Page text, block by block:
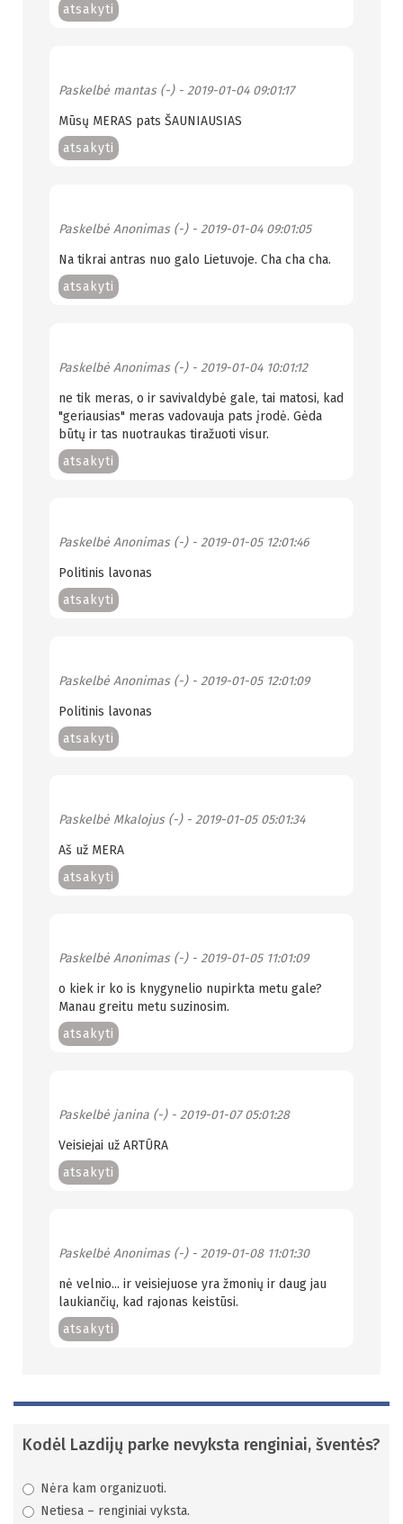
atsakyti
Paskelbė mantas (-)- 2019-01-04 09:01:17
Mūsų MERAS pats ŠAUNIAUSIAS
atsakyti
Paskelbė Anonimas (-)- 2019-01-04 09:01:05
Na tikrai antras nuo galo Lietuvoje. Cha cha cha.
atsakyti
Paskelbė Anonimas (-)- 2019-01-04 10:01:12
ne tik meras, o ir savivaldybė gale, tai matosi, kad
"geriausias" meras vadovauja pats įrodė. Gėda
būtų ir tas nuotraukas tiražuoti visur.
atsakyti
Paskelbė Anonimas (-)- 2019-01-05 12:01:46
Politinis lavonas
atsakyti
Paskelbė Anonimas (-)- 2019-01-05 12:01:09
Politinis lavonas
atsakyti
Paskelbė Mkalojus (-)- 2019-01-05 05:01:34
Aš už MERA
atsakyti
Paskelbė Anonimas (-)- 2019-01-05 11:01:09
o kiek ir ko is knygynelio nupirkta metu gale?
Manau greitu metu suzinosim.
atsakyti
Paskelbė janina (-)- 2019-01-07 05:01:28
Veisiejai už ARTŪRA
atsakyti
Paskelbė Anonimas (-)- 2019-01-08 11:01:30
nė velnio... ir veisiejuose yra žmonių ir daug jau
laukiančių, kad rajonas keistūsi.
atsakyti
Kodėl Lazdijų parke nevyksta renginiai, šventės?
Nėra kam organizuoti.
Netiesa – renginiai vyksta.